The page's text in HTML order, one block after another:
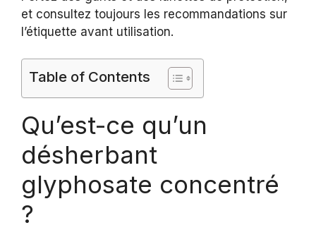
et consultez toujours les recommandations sur
l’étiquette avant utilisation.
Table of Contents
Qu’est-ce qu’un
désherbant
glyphosate concentré
?